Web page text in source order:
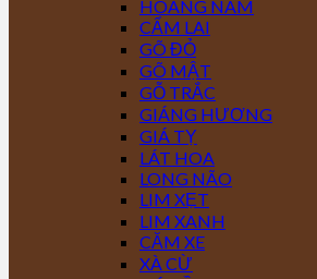
HOÀNG NAM
CẨM LAI
GÕ ĐỎ
GÕ MẬT
GỖ TRẮC
GIÁNG HƯƠNG
GIÁ TỴ
LÁT HOA
LONG NÃO
LIM XẸT
LIM XANH
CĂM XE
XÀ CỪ